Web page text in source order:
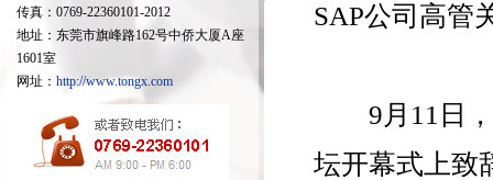
SAP公司高管
9月11日，
坛开幕式上致
传真： 0769-22360101-2012
地址：东莞市旗峰路162号中侨大厦A座
1601室
网址： http://www.tongx.com